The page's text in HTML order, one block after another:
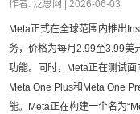
作者: 泛思网 | 2026-06-03
Meta正式在全球范围内推出
务，价格为每月2.99至3.99美
功能。同时，Meta正在测试
Meta One Plus和Meta One
能。Meta正在构建一个名为